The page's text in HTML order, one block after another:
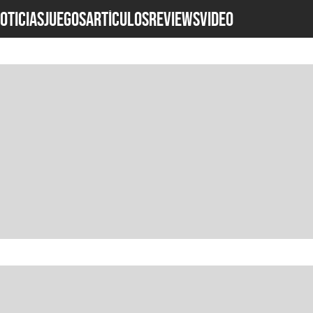
JUEGOSARTÍCULOSREVIEWSVideo